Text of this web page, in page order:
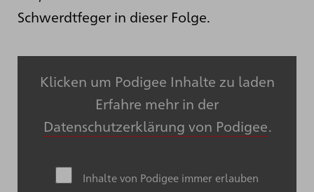
Schwerdtfeger in dieser Folge.
Klicken um Podigee Inhalte zu laden
Erfahre mehr in der
Datenschutzerklärung von Podigee.
Inhalte von Podigee immer erlauben